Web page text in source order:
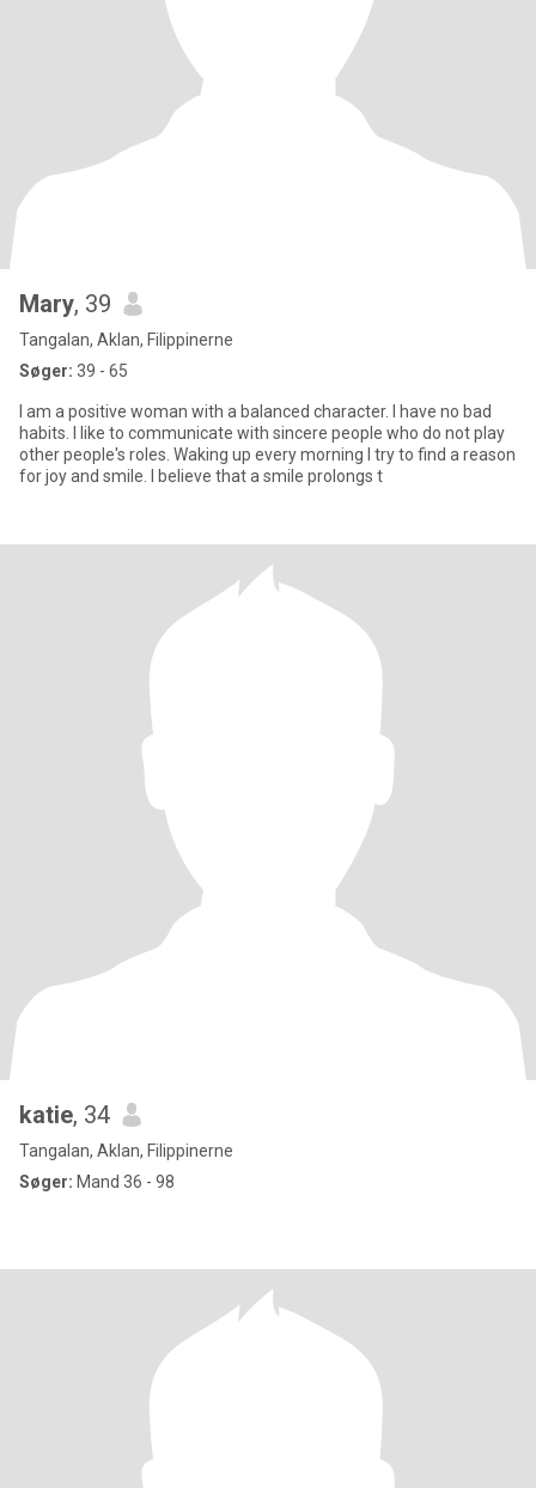
Mary, 39
Tangalan, Aklan, Filippinerne
Søger: 39 - 65
I am a positive woman with a balanced character. I have no bad
habits. I like to communicate with sincere people who do not play
other people's roles. Waking up every morning I try to find a reason
for joy and smile. I believe that a smile prolongs t
katie, 34
Tangalan, Aklan, Filippinerne
Søger: Mand 36 - 98